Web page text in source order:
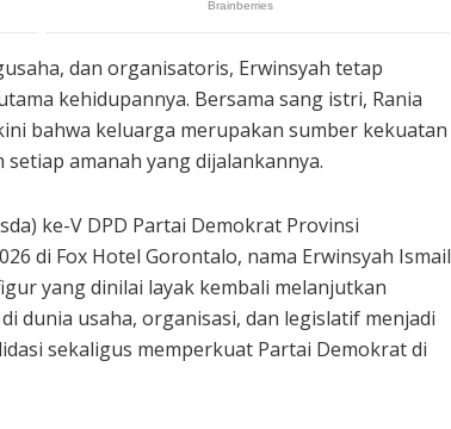
dan organisatoris, Erwinsyah tetap
kehidupannya. Bersama sang istri, Rania
bahwa keluarga merupakan sumber kekuatan
amanah yang dijalankannya.
ke-V DPD Partai Demokrat Provinsi
di Fox Hotel Gorontalo, nama Erwinsyah Ismail
yang dinilai layak kembali melanjutkan
dunia usaha, organisasi, dan legislatif menjadi
sekaligus memperkuat Partai Demokrat di